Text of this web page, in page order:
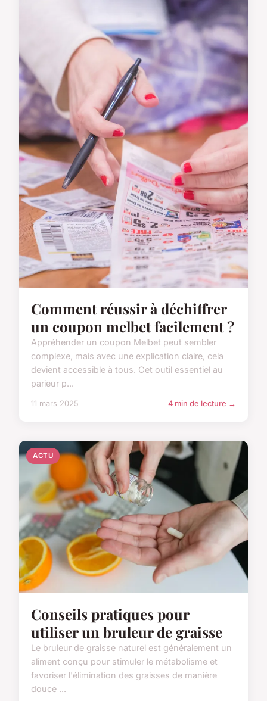
Comment réussir à déchiffrer
un coupon melbet facilement ?
Appréhender un coupon Melbet peut sembler
complexe, mais avec une explication claire, cela
devient accessible à tous. Cet outil essentiel au
parieur p...
11 mars 2025 4 min de lecture →
ACTU
Conseils pratiques pour
utiliser un bruleur de graisse
Le bruleur de graisse naturel est généralement un
aliment conçu pour stimuler le métabolisme et
favoriser l'élimination des graisses de manière
douce ...